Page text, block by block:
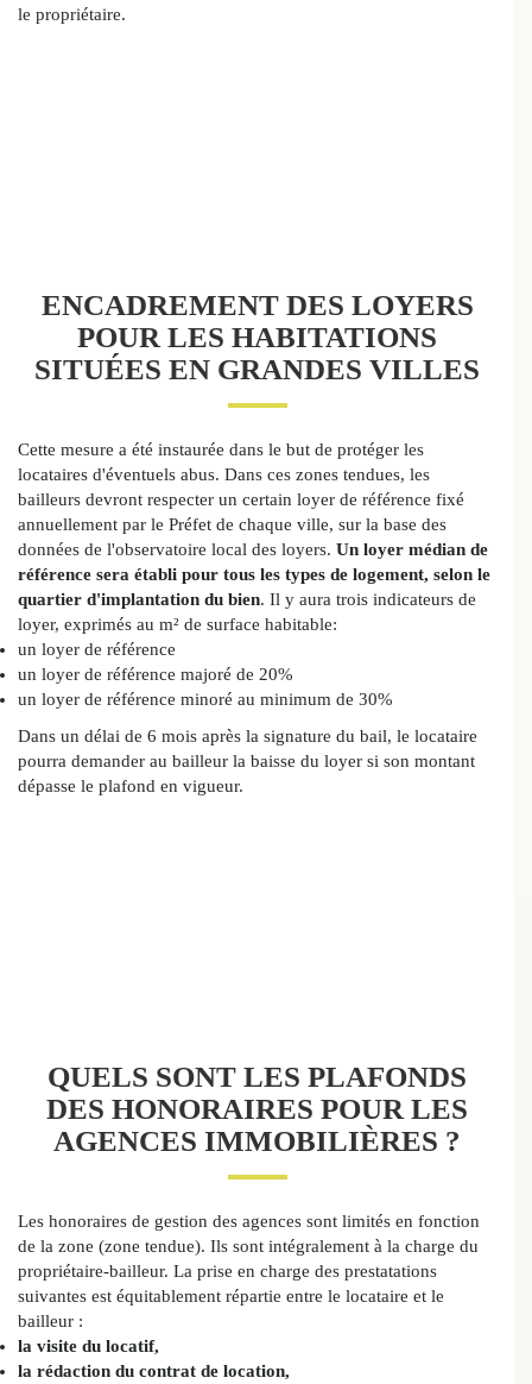
le propriétaire.
ENCADREMENT DES LOYERS
POUR LES HABITATIONS
SITUÉES EN GRANDES VILLES
Cette mesure a été instaurée dans le but de protéger les
locataires d'éventuels abus. Dans ces zones tendues, les
bailleurs devront respecter un certain loyer de référence fixé
annuellement par le Préfet de chaque ville, sur la base des
données de l'observatoire local des loyers. Un loyer médian de
référence sera établi pour tous les types de logement, selon le
quartier d'implantation du bien. Il y aura trois indicateurs de
loyer, exprimés au m² de surface habitable:
un loyer de référence
un loyer de référence majoré de 20%
un loyer de référence minoré au minimum de 30%
Dans un délai de 6 mois après la signature du bail, le locataire
pourra demander au bailleur la baisse du loyer si son montant
dépasse le plafond en vigueur.
QUELS SONT LES PLAFONDS
DES HONORAIRES POUR LES
AGENCES IMMOBILIÈRES ?
Les honoraires de gestion des agences sont limités en fonction
de la zone (zone tendue). Ils sont intégralement à la charge du
propriétaire-bailleur. La prise en charge des prestatations
suivantes est équitablement répartie entre le locataire et le
bailleur :
la visite du locatif,
la rédaction du contrat de location,